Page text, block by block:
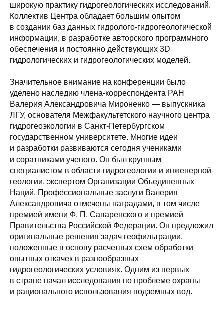
широкую практику гидрогеологических исследований.
Коллектив Центра обладает большим опытом
в создании баз данных гидролого-гидрогеологической
информации, в разработке авторского программного
обеспечения и постоянно действующих 3D
гидрологических и гидрогеологических моделей.
Значительное внимание на конференции было
уделено наследию члена-корреспондента РАН
Валерия Александровича Мироненко — выпускника
ЛГУ, основателя Межфакультетского научного центра
гидрогеоэкологии в Санкт-Петербургском
государственном университете. Многие идеи
и разработки развиваются сегодня учениками
и соратниками ученого. Он был крупным
специалистом в области гидрогеологии и инженерной
геологии, экспертом Организации Объединенных
Наций. Профессиональные заслуги Валерия
Александровича отмечены наградами, в том числе
премией имени Ф. П. Саваренского и премией
Правительства Российской Федерации. Он предложил
оригинальные решения задач геофильтрации,
положенные в основу расчетных схем обработки
опытных откачек в разнообразных
гидрогеологических условиях. Одним из первых
в стране начал исследования по проблеме охраны
и рационального использования подземных вод.